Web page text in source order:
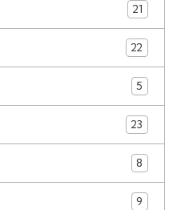
21
22
5
23
8
9